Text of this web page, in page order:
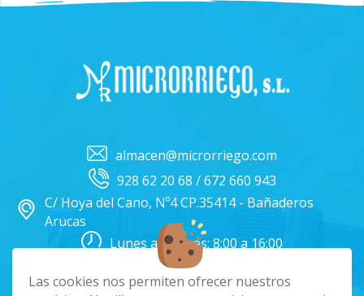
Las cookies nos permiten ofrecer nuestros
almacen@microrriego.com
928 62 20 68 / 672 660 943
C/ Hoya del Cano, Nº4 CP.35414 - Bañaderos
Arucas
Lunes a Viernes: 8:00 a 16:00
Facebook